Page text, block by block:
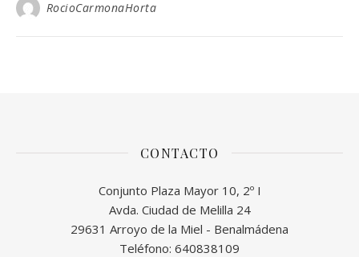
RocioCarmonaHorta
CONTACTO
Conjunto Plaza Mayor 10, 2º I
Avda. Ciudad de Melilla 24
29631 Arroyo de la Miel - Benalmádena
Teléfono: 640838109